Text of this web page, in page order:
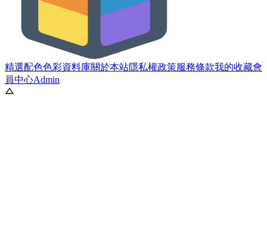
精選配色色彩資料庫關於本站隱私權政策服務條款我的收藏會
員中心Admin